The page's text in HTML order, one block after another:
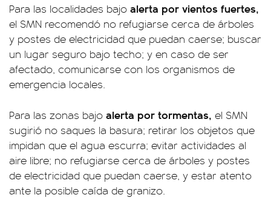
Para las localidades bajo alerta por vientos fuertes,
el SMN recomendó no refugiarse cerca de árboles
y postes de electricidad que puedan caerse; buscar
un lugar seguro bajo techo; y en caso de ser
afectado, comunicarse con los organismos de
emergencia locales.
Para las zonas bajo alerta por tormentas, el SMN
sugirió no saques la basura; retirar los objetos que
impidan que el agua escurra; evitar actividades al
aire libre; no refugiarse cerca de árboles y postes
de electricidad que puedan caerse, y estar atento
ante la posible caída de granizo.